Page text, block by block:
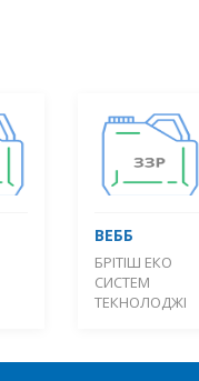
ВЕББ
БРІТІШ ЕКО
СИСТЕМ
ТЕКНОЛОДЖІ